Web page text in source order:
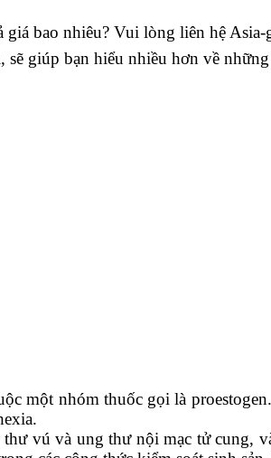
bao nhiêu? Vui lòng liên hệ Asia-
giúp bạn hiểu nhiều hơn về
một nhóm thuốc gọi là
vú và ung thư nội mạc tử cung,